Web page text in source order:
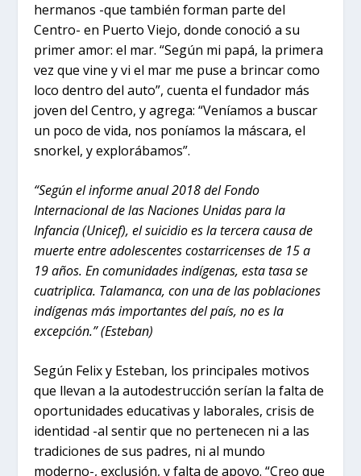
hermanos -que también forman parte del
Centro- en Puerto Viejo, donde conoció a su
primer amor: el mar. “Según mi papá, la primera
vez que vine y vi el mar me puse a brincar como
loco dentro del auto”, cuenta el fundador más
joven del Centro, y agrega: “Veníamos a buscar
un poco de vida, nos poníamos la máscara, el
snorkel, y explorábamos”.
“Según el informe anual 2018 del Fondo
Internacional de las Naciones Unidas para la
Infancia (Unicef), el suicidio es la tercera causa de
muerte entre adolescentes costarricenses de 15 a
19 años. En comunidades indígenas, esta tasa se
cuatriplica. Talamanca, con una de las poblaciones
indígenas más importantes del país, no es la
excepción.” (Esteban)
Según Felix y Esteban, los principales motivos
que llevan a la autodestrucción serían la falta de
oportunidades educativas y laborales, crisis de
identidad -al sentir que no pertenecen ni a las
tradiciones de sus padres, ni al mundo
moderno-, exclusión, y falta de apoyo. “Creo que